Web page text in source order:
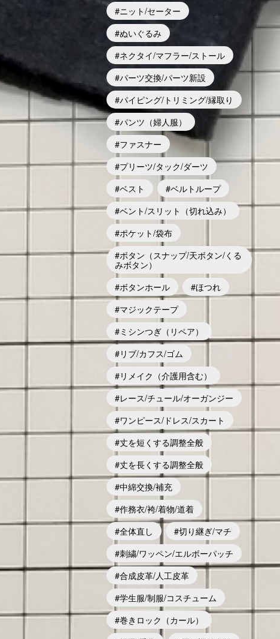
ニット/セーター
ぬいぐるみ
ネクタイ/マフラー/ストール
パーツ交換/パーツ新設
パイピング/トリミング/縁取り
パンツ（婦人服）
ファスナー
プリーツ/タック/ダーツ
ベスト
ベルトループ
ベント/スリット（切れ込み）
ポケット/袋布
ボタン（スナップ/天ボタン/くる
みボタン）
ボタンホール
ほつれ
マジックテープ
ミシンつぎ（リペア）
リブ/カフス/ゴム
リメイク（介護用含む）
レース/チュール/オーガンジー
ワンピース/ドレス/スカート
丈を短くする調整全般
丈を長くする調整全般
中綿交換/補充
作務衣/袴/着物/道着
全体直し
切り継ぎ/マチ
刺繍/ワッペン/エルボーパッチ
合成皮革/人工皮革
学生服/制服/コスチューム
巻きロック（カール）